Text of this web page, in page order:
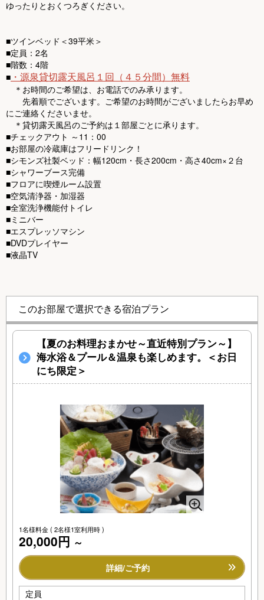
s
ゆったりとおくつろぎください。
■ツインベッド＜39平米＞
■定員：2名
■階数：4階
■ ・源泉貸切露天風呂１回（４５分間）無料
＊お時間のご希望は、お電話でのみ承ります。
先着順でございます。ご希望のお時間がございましたらお早め
にご連絡くださいませ。
＊貸切露天風呂のご予約は１部屋ごとに承ります。
■チェックアウト ～11：00
■お部屋の冷蔵庫はフリードリンク！
■シモンズ社製ベッド：幅120cm・長さ200cm・高さ40cm×２台
■シャワーブース完備
■フロアに喫煙ルーム設置
■空気清浄器・加湿器
■全室洗浄機能付トイレ
■ミニバー
■エスプレッソマシン
■DVDプレイヤー
■液晶TV
このお部屋で選択できる宿泊プラン
【夏のお料理おまかせ～直近特別プラン～】
海水浴＆プール＆温泉も楽しめます。＜お日
にち限定＞
1名様料金( 2名様1室利用時 )
20,000円 ～
詳細/ご予約
定員